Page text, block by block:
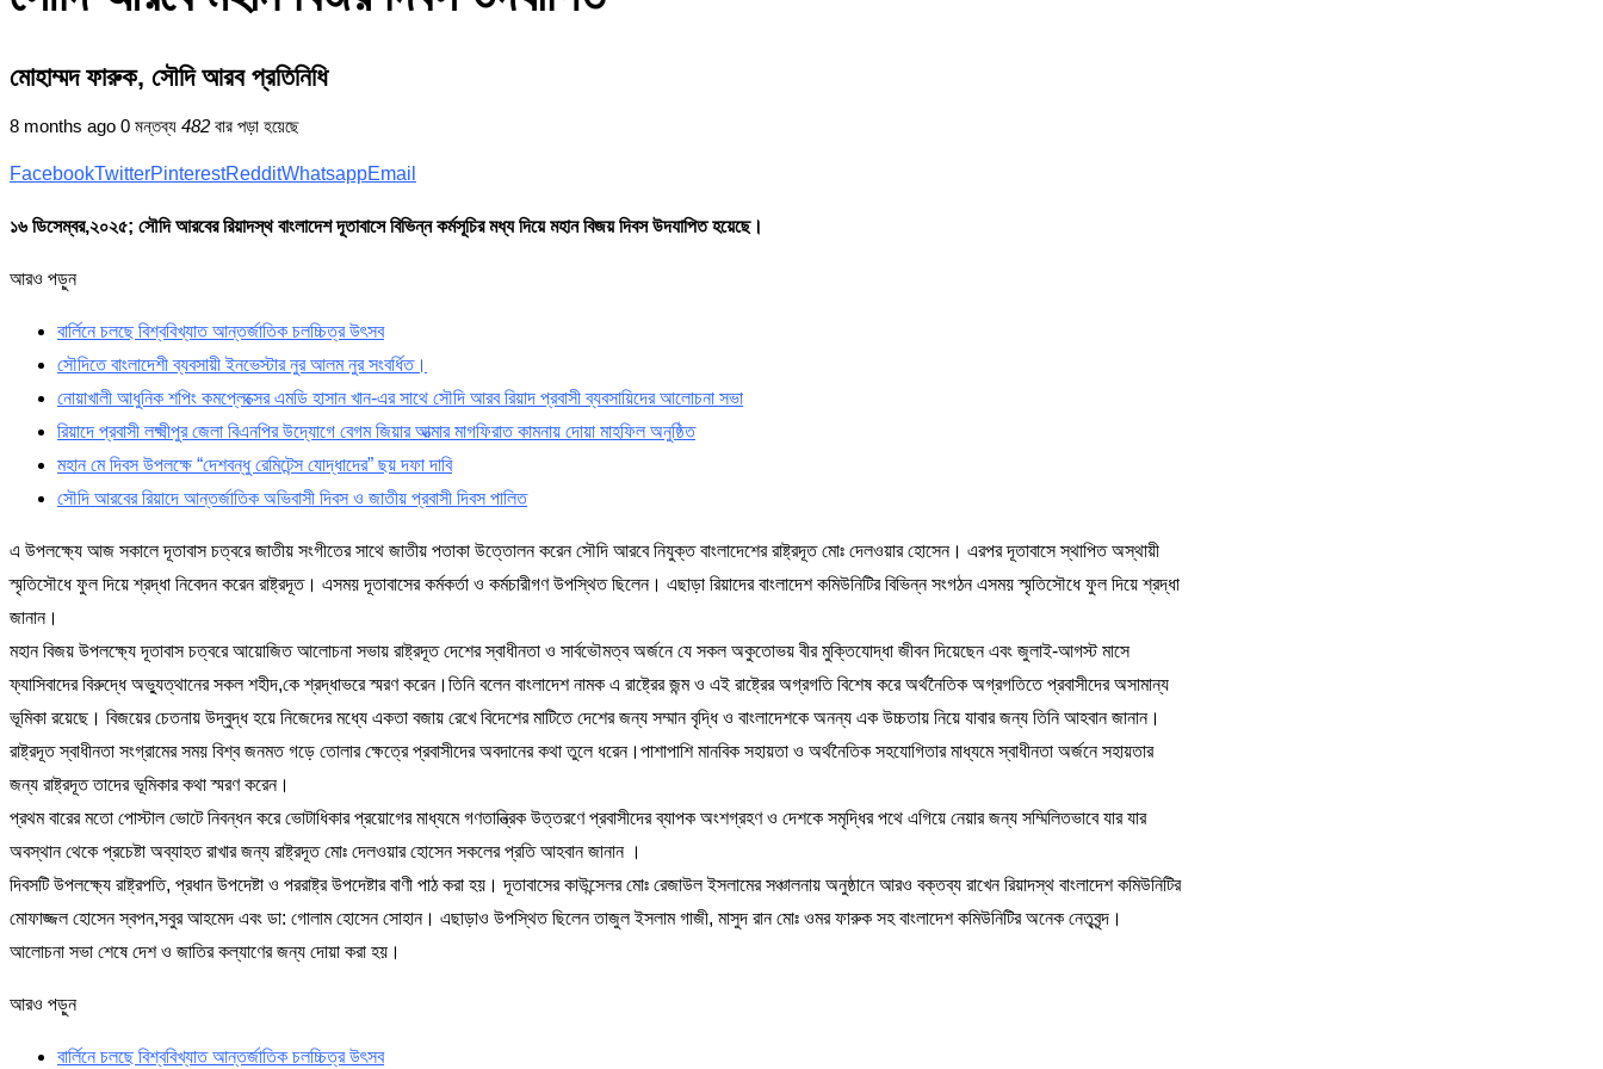
মোহাম্মদ ফারুক, সৌদি আরব প্রতিনিধি
8 months ago 0 মন্তব্য 482 বার পড়া হয়েছে
FacebookTwitterPinterestRedditWhatsappEmail
১৬ ডিসেম্বর,২০২৫; সৌদি আরবের রিয়াদস্থ বাংলাদেশ দূতাবাসে বিভিন্ন কর্মসূচির মধ্য দিয়ে মহান বিজয় দিবস উদযাপিত হয়েছে।
আরও পড়ুন
বার্লিনে চলছে বিশ্ববিখ্যাত আন্তর্জাতিক চলচ্চিত্র উৎসব
সৌদিতে বাংলাদেশী ব্যবসায়ী ইনভেস্টার নুর আলম নুর সংবর্ধিত।
নোয়াখালী আধুনিক শপিং কমপ্লেক্সের এমডি হাসান খান-এর সাথে সৌদি আরব রিয়াদ প্রবাসী ব্যবসায়িদের আলোচনা সভা
রিয়াদে প্রবাসী লক্ষ্মীপুর জেলা বিএনপির উদ্যোগে বেগম জিয়ার আত্মার মাগফিরাত কামনায় দোয়া মাহফিল অনুষ্ঠিত
মহান মে দিবস উপলক্ষে “দেশবন্ধু রেমিটেন্স যোদ্ধাদের” ছয় দফা দাবি
সৌদি আরবের রিয়াদে আন্তর্জাতিক অভিবাসী দিবস ও জাতীয় প্রবাসী দিবস পালিত
এ উপলক্ষ্যে আজ সকালে দূতাবাস চত্বরে জাতীয় সংগীতের সাথে জাতীয় পতাকা উত্তোলন করেন সৌদি আরবে নিযুক্ত বাংলাদেশের রাষ্ট্রদূত মোঃ দেলওয়ার হোসেন। এরপর দূতাবাসে স্থাপিত অস্থায়ী
স্মৃতিসৌধে ফুল দিয়ে শ্রদ্ধা নিবেদন করেন রাষ্ট্রদূত। এসময় দূতাবাসের কর্মকর্তা ও কর্মচারীগণ উপস্থিত ছিলেন। এছাড়া রিয়াদের বাংলাদেশ কমিউনিটির বিভিন্ন সংগঠন এসময় স্মৃতিসৌধে ফুল দিয়ে শ্রদ্ধা
জানান।
মহান বিজয় উপলক্ষ্যে দূতাবাস চত্বরে আয়োজিত আলোচনা সভায় রাষ্ট্রদূত দেশের স্বাধীনতা ও সার্বভৌমত্ব অর্জনে যে সকল অকুতোভয় বীর মুক্তিযোদ্ধা জীবন দিয়েছেন এবং জুলাই-আগস্ট মাসে
ফ্যাসিবাদের বিরুদ্ধে অভ্যুত্থানের সকল শহীদ,কে শ্রদ্ধাভরে স্মরণ করেন।তিনি বলেন বাংলাদেশ নামক এ রাষ্ট্রের জন্ম ও এই রাষ্ট্রের অগ্রগতি বিশেষ করে অর্থনৈতিক অগ্রগতিতে প্রবাসীদের অসামান্য
ভূমিকা রয়েছে। বিজয়ের চেতনায় উদ্বুদ্ধ হয়ে নিজেদের মধ্যে একতা বজায় রেখে বিদেশের মাটিতে দেশের জন্য সম্মান বৃদ্ধি ও বাংলাদেশকে অনন্য এক উচ্চতায় নিয়ে যাবার জন্য তিনি আহবান জানান।
রাষ্ট্রদূত স্বাধীনতা সংগ্রামের সময় বিশ্ব জনমত গড়ে তোলার ক্ষেত্রে প্রবাসীদের অবদানের কথা তুলে ধরেন।পাশাপাশি মানবিক সহায়তা ও অর্থনৈতিক সহযোগিতার মাধ্যমে স্বাধীনতা অর্জনে সহায়তার
জন্য রাষ্ট্রদূত তাদের ভূমিকার কথা স্মরণ করেন।
প্রথম বারের মতো পোস্টাল ভোটে নিবন্ধন করে ভোটাধিকার প্রয়োগের মাধ্যমে গণতান্ত্রিক উত্তরণে প্রবাসীদের ব্যাপক অংশগ্রহণ ও দেশকে সমৃদ্ধির পথে এগিয়ে নেয়ার জন্য সম্মিলিতভাবে যার যার
অবস্থান থেকে প্রচেষ্টা অব্যাহত রাখার জন্য রাষ্ট্রদূত মোঃ দেলওয়ার হোসেন সকলের প্রতি আহবান জানান ।
দিবসটি উপলক্ষ্যে রাষ্ট্রপতি, প্রধান উপদেষ্টা ও পররাষ্ট্র উপদেষ্টার বাণী পাঠ করা হয়। দূতাবাসের কাউন্সেলর মোঃ রেজাউল ইসলামের সঞ্চালনায় অনুষ্ঠানে আরও বক্তব্য রাখেন রিয়াদস্থ বাংলাদেশ কমিউনিটির
মোফাজ্জল হোসেন স্বপন,সবুর আহমেদ এবং ডা: গোলাম হোসেন সোহান। এছাড়াও উপস্থিত ছিলেন তাজুল ইসলাম গাজী, মাসুদ রান মোঃ ওমর ফারুক সহ বাংলাদেশ কমিউনিটির অনেক নেতৃবৃন্দ।
আলোচনা সভা শেষে দেশ ও জাতির কল্যাণের জন্য দোয়া করা হয়।
আরও পড়ুন
বার্লিনে চলছে বিশ্ববিখ্যাত আন্তর্জাতিক চলচ্চিত্র উৎসব